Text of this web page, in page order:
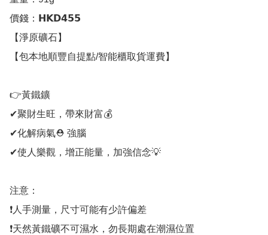
價錢：𝗛𝗞𝗗𝟰𝟱𝟱
【淨原礦石】
【包本地順豐自提點/智能櫃取貨運費】
👉黃鐵鑛
✔聚財生旺，帶來財富💰
✔化解病氣⛑ 強腦
✔使人樂觀，增正能量，加強信念💡
注意：
❗人手測量，尺寸可能有少許偏差
❗天然黃鐵礦不可濕水，勿長期處在潮濕位置